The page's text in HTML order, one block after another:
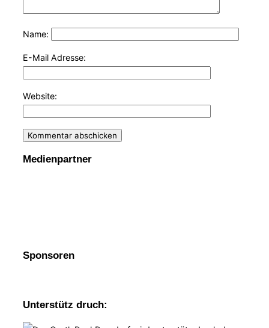
Name:
E-Mail Adresse:
Website:
Medienpartner
Sponsoren
Unterstütz druch: